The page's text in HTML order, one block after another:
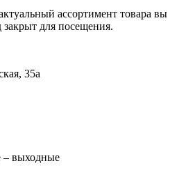
ассортимент товара вы
для посещения.
35а
– выходные